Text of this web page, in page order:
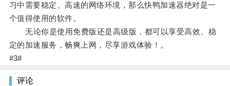
习中需要稳定、高速的网络环境，那么快鸭加速器绝对是一
个值得使用的软件。
无论你是使用免费版还是高级版，都可以享受高效、稳
定的加速服务，畅爽上网，尽享游戏体验！。
#3#
评论